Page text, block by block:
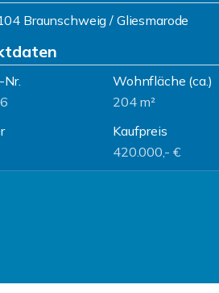
Braunschweig / Gliesmarode
Wohnfläche (ca.)
204 m²
Kaufpreis
420.000,- €